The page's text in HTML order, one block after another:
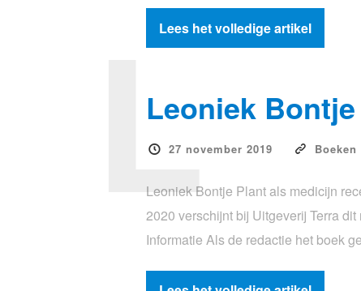
Lees het volledige artikel
Leoniek
27 november 2019 Boeken
L
Leoniek Bontje Plant als medicijn
2020 verschijnt bij Uitgeverij Terra
Informatie Als de redactie het boek